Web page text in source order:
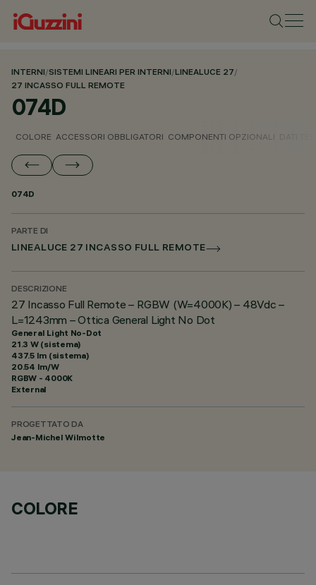
INTERNI/SISTEMI LINEARI PER INTERNI/LINEALUCE 27/
27 INCASSO FULL REMOTE
074D
COLORE ACCESSORI OBBLIGATORI COMPONENTI OPZIONALI
074D
PARTE DI
LINEALUCE 27 INCASSO FULL REMOTE
DESCRIZIONE
27 Incasso Full Remote – RGBW (W=4000K) – 48Vdc –
L=1243mm – Ottica General Light No Dot
General Light No-Dot
21.3 W (sistema)
437.5 lm (sistema)
20.54 lm/W
RGBW - 4000K
External
PROGETTATO DA
Jean-Michel Wilmotte
COLORE